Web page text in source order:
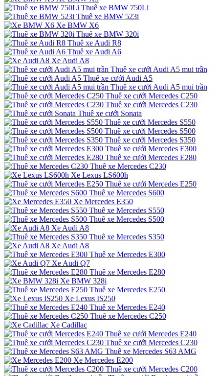
Thuê xe BMW 750Li
Thuê xe BMW 523i
Xe BMW X6
Thuê xe BMW 320i
Thuê xe Audi R8
Thuê xe Audi A6
Xe Audi A8
Thuê xe cưới Audi A5 mui trần
Thuê xe cưới Audi A5
Thuê xe cưới Audi A5 mui trần
Thuê xe cưới Mercedes C250
Thuê xe cưới Mercedes C230
Thuê xe cưới Sonata
Thuê xe cưới Mercedes S550
Thuê xe cưới Mercedes S500
Thuê xe cưới Mercedes S350
Thuê xe cưới Mercedes E300
Thuê xe cưới Mercedes E280
Thuê xe Mercedes C230
Xe Lexus LS600h
Thuê xe cưới Mercedes E250
Thuê xe Mercedes S600
Xe Mercedes E350
Thuê xe Mercedes S550
Thuê xe Mercedes S500
Xe Audi A8
Thuê xe Mercedes S350
Xe Audi A8
Thuê xe Mercedes E300
Xe Audi Q7
Thuê xe Mercedes E280
Xe BMW 328i
Thuê xe Mercedes E250
Xe Lexus IS250
Thuê xe Mercedes E240
Thuê xe Mercedes C250
Xe Cadillac
Thuê xe cưới Mercedes E240
Thuê xe cưới Mercedes C230
Thuê xe Mercedes S63 AMG
Xe Mercedes E200
Thuê xe cưới Mercedes C200